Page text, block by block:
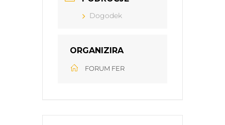
Dogodek
ORGANIZIRA
FORUM FER